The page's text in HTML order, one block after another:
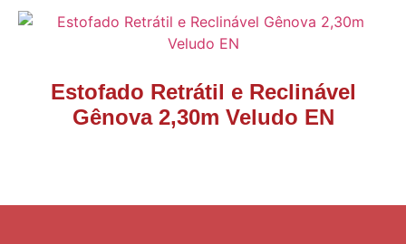
Estofado Retrátil e Reclinável
Gênova 2,30m Veludo EN